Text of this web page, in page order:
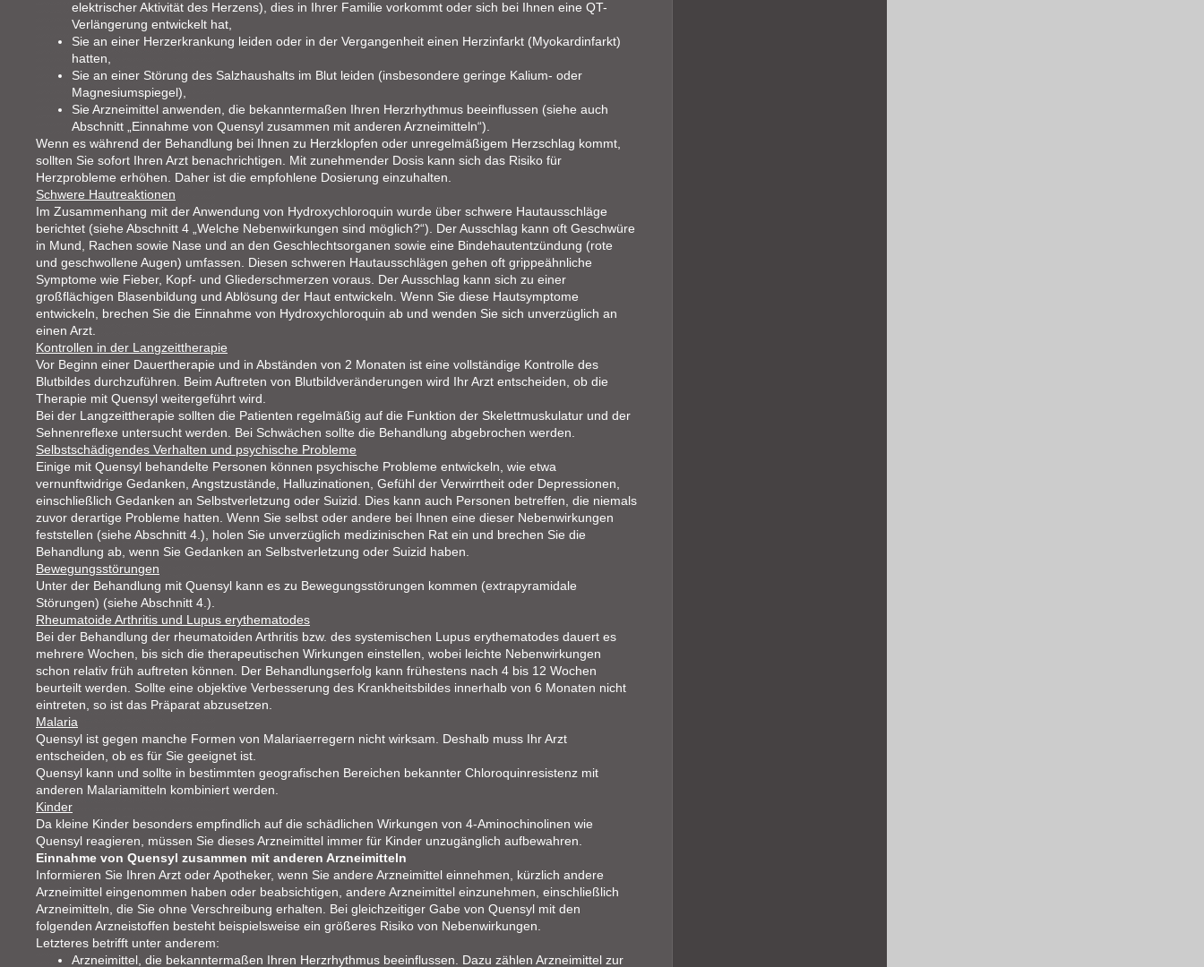
elektrischer Aktivität des Herzens), dies in Ihrer Familie vorkommt oder sich bei Ihnen eine QT-
Verlängerung entwickelt hat,
Sie an einer Herzerkrankung leiden oder in der Vergangenheit einen Herzinfarkt (Myokardinfarkt)
hatten,
Sie an einer Störung des Salzhaushalts im Blut leiden (insbesondere geringe Kalium- oder
Magnesiumspiegel),
Sie Arzneimittel anwenden, die bekanntermaßen Ihren Herzrhythmus beeinflussen (siehe auch
Abschnitt „Einnahme von Quensyl zusammen mit anderen Arzneimitteln“).
Wenn es während der Behandlung bei Ihnen zu Herzklopfen oder unregelmäßigem Herzschlag kommt,
sollten Sie sofort Ihren Arzt benachrichtigen. Mit zunehmender Dosis kann sich das Risiko für
Herzprobleme erhöhen. Daher ist die empfohlene Dosierung einzuhalten.
Schwere Hautreaktionen
Im Zusammenhang mit der Anwendung von Hydroxychloroquin wurde über schwere Hautausschläge
berichtet (siehe Abschnitt 4 „Welche Nebenwirkungen sind möglich?“). Der Ausschlag kann oft Geschwüre
in Mund, Rachen sowie Nase und an den Geschlechtsorganen sowie eine Bindehautentzündung (rote
und geschwollene Augen) umfassen. Diesen schweren Hautausschlägen gehen oft grippeähnliche
Symptome wie Fieber, Kopf- und Gliederschmerzen voraus. Der Ausschlag kann sich zu einer
großflächigen Blasenbildung und Ablösung der Haut entwickeln. Wenn Sie diese Hautsymptome
entwickeln, brechen Sie die Einnahme von Hydroxychloroquin ab und wenden Sie sich unverzüglich an
einen Arzt.
Kontrollen in der Langzeittherapie
Vor Beginn einer Dauertherapie und in Abständen von 2 Monaten ist eine vollständige Kontrolle des
Blutbildes durchzuführen. Beim Auftreten von Blutbildveränderungen wird Ihr Arzt entscheiden, ob die
Therapie mit Quensyl weitergeführt wird.
Bei der Langzeittherapie sollten die Patienten regelmäßig auf die Funktion der Skelettmuskulatur und der
Sehnenreflexe untersucht werden. Bei Schwächen sollte die Behandlung abgebrochen werden.
Selbstschädigendes Verhalten und psychische Probleme
Einige mit Quensyl behandelte Personen können psychische Probleme entwickeln, wie etwa
vernunftwidrige Gedanken, Angstzustände, Halluzinationen, Gefühl der Verwirrtheit oder Depressionen,
einschließlich Gedanken an Selbstverletzung oder Suizid. Dies kann auch Personen betreffen, die niemals
zuvor derartige Probleme hatten. Wenn Sie selbst oder andere bei Ihnen eine dieser Nebenwirkungen
feststellen (siehe Abschnitt 4.), holen Sie unverzüglich medizinischen Rat ein und brechen Sie die
Behandlung ab, wenn Sie Gedanken an Selbstverletzung oder Suizid haben.
Bewegungsstörungen
Unter der Behandlung mit Quensyl kann es zu Bewegungsstörungen kommen (extrapyramidale
Störungen) (siehe Abschnitt 4.).
Rheumatoide Arthritis und Lupus erythematodes
Bei der Behandlung der rheumatoiden Arthritis bzw. des systemischen Lupus erythematodes dauert es
mehrere Wochen, bis sich die therapeutischen Wirkungen einstellen, wobei leichte Nebenwirkungen
schon relativ früh auftreten können. Der Behandlungserfolg kann frühestens nach 4 bis 12 Wochen
beurteilt werden. Sollte eine objektive Verbesserung des Krankheitsbildes innerhalb von 6 Monaten nicht
eintreten, so ist das Präparat abzusetzen.
Malaria
Quensyl ist gegen manche Formen von Malariaerregern nicht wirksam. Deshalb muss Ihr Arzt
entscheiden, ob es für Sie geeignet ist.
Quensyl kann und sollte in bestimmten geografischen Bereichen bekannter Chloroquinresistenz mit
anderen Malariamitteln kombiniert werden.
Kinder
Da kleine Kinder besonders empfindlich auf die schädlichen Wirkungen von 4-Aminochinolinen wie
Quensyl reagieren, müssen Sie dieses Arzneimittel immer für Kinder unzugänglich aufbewahren.
Einnahme von Quensyl zusammen mit anderen Arzneimitteln
Informieren Sie Ihren Arzt oder Apotheker, wenn Sie andere Arzneimittel einnehmen, kürzlich andere
Arzneimittel eingenommen haben oder beabsichtigen, andere Arzneimittel einzunehmen, einschließlich
Arzneimitteln, die Sie ohne Verschreibung erhalten. Bei gleichzeitiger Gabe von Quensyl mit den
folgenden Arzneistoffen besteht beispielsweise ein größeres Risiko von Nebenwirkungen.
Letzteres betrifft unter anderem:
Arzneimittel, die bekanntermaßen Ihren Herzrhythmus beeinflussen. Dazu zählen Arzneimittel zur